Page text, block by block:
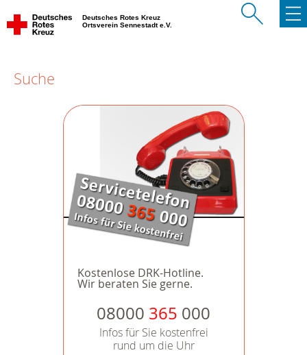
Deutsches Rotes Kreuz
Ortsverein Sennestadt e.V.
Suche
Kostenlose DRK-Hotline.
Wir beraten Sie gerne.
08000 365 000
Infos für Sie kostenfrei
rund um die Uhr